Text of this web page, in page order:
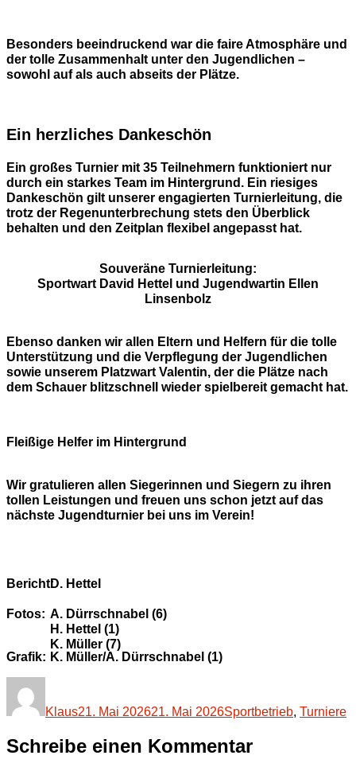
Besonders beeindruckend war die faire Atmosphäre und
der tolle Zusammenhalt unter den Jugendlichen –
sowohl auf als auch abseits der Plätze.
Ein herzliches Dankeschön
Ein großes Turnier mit 35 Teilnehmern funktioniert nur
durch ein starkes Team im Hintergrund. Ein riesiges
Dankeschön gilt unserer engagierten Turnierleitung, die
trotz der Regenunterbrechung stets den Überblick
behalten und den Zeitplan flexibel angepasst hat.
Souveräne Turnierleitung:
Sportwart David Hettel und Jugendwartin Ellen
Linsenbolz
Ebenso danken wir allen Eltern und Helfern für die tolle
Unterstützung und die Verpflegung der Jugendlichen
sowie unserem Platzwart Valentin, der die Plätze nach
dem Schauer blitzschnell wieder spielbereit gemacht hat.
Fleißige Helfer im Hintergrund
Wir gratulieren allen Siegerinnen und Siegern zu ihren
tollen Leistungen und freuen uns schon jetzt auf das
nächste Jugendturnier bei uns im Verein!
Bericht:
Fotos:
D. Hettel
A. Dürrschnabel (6)
H. Hettel (1)
K. Müller (7)
Grafik: K. Müller/A. Dürrschnabel (1)
Klaus21. Mai 202621. Mai 2026Sportbetrieb, Turniere
Schreibe einen Kommentar